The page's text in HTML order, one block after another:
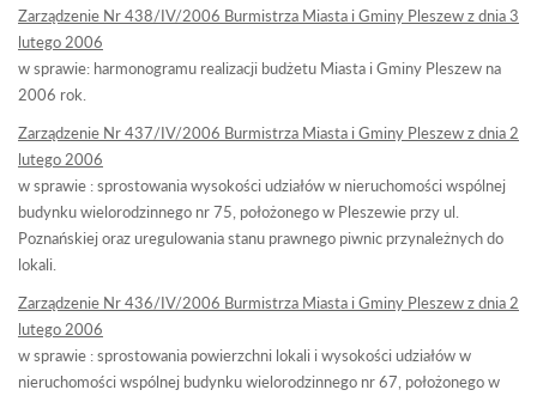
Zarządzenie Nr 438/IV/2006 Burmistrza Miasta i Gminy Pleszew z dnia 3
lutego 2006
w sprawie: harmonogramu realizacji budżetu Miasta i Gminy Pleszew na
2006 rok.
Zarządzenie Nr 437/IV/2006 Burmistrza Miasta i Gminy Pleszew z dnia 2
lutego 2006
w sprawie : sprostowania wysokości udziałów w nieruchomości wspólnej
budynku wielorodzinnego nr 75, położonego w Pleszewie przy ul.
Poznańskiej oraz uregulowania stanu prawnego piwnic przynależnych do
lokali.
Zarządzenie Nr 436/IV/2006 Burmistrza Miasta i Gminy Pleszew z dnia 2
lutego 2006
w sprawie : sprostowania powierzchni lokali i wysokości udziałów w
nieruchomości wspólnej budynku wielorodzinnego nr 67, położonego w